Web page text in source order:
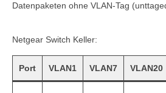
Datenpaketen ohne VLAN-Tag
Netgear Switch Keller:
Port VLAN1 VLAN7 VLAN20